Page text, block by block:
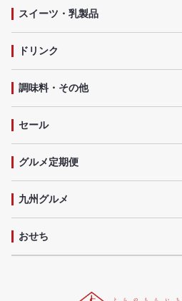
スイーツ・乳製品
ドリンク
調味料・その他
セール
グルメ定期便
九州グルメ
おせち